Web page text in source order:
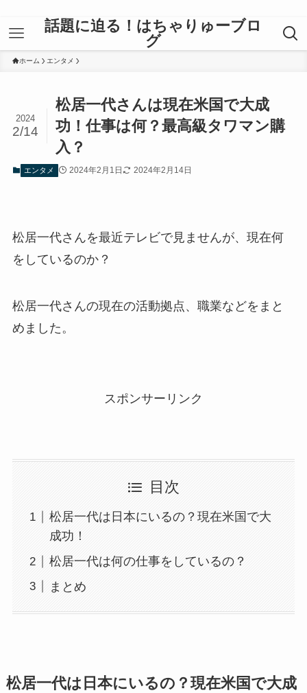
話題に迫る！はちゃりゅーブロ
グ
ホーム エンタメ
松居一代さんは現在米国で大成
功！仕事は何？最高級タワマン購
入？
2024
2/14
エンタメ 2024年2月1日 2024年2月14日
松居一代さんを最近テレビで見ませんが、現在何
をしているのか？
松居一代さんの現在の活動拠点、職業などをまと
めました。
スポンサーリンク
目次
松居一代は日本にいるの？現在米国で大
成功！
松居一代は何の仕事をしているの？
まとめ
松居一代は日本にいるの？現在米国で大成